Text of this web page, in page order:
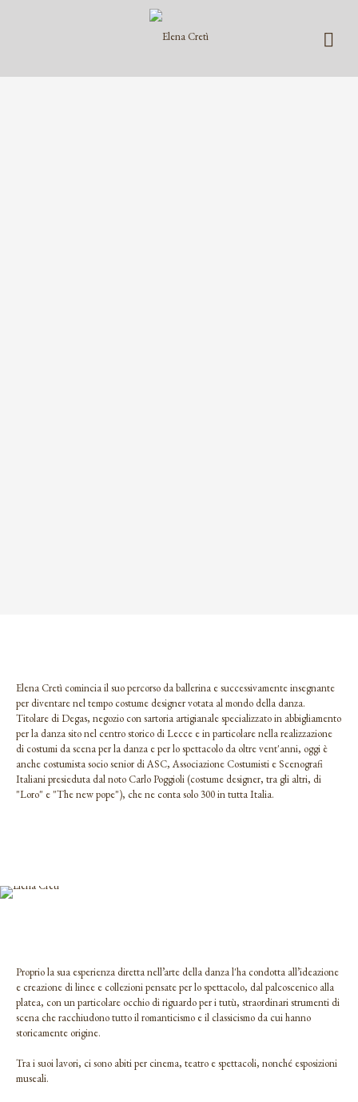
Elena Cretì comincia il suo percorso da ballerina e successivamente insegnante
per diventare nel tempo costume designer votata al mondo della danza.
Titolare di Degas, negozio con sartoria artigianale specializzato in abbigliamento
per la danza sito nel centro storico di Lecce e in particolare nella realizzazione
di costumi da scena per la danza e per lo spettacolo da oltre vent'anni, oggi è
anche costumista socio senior di ASC, Associazione Costumisti e Scenografi
Italiani presieduta dal noto Carlo Poggioli (costume designer, tra gli altri, di
"Loro" e "The new pope"), che ne conta solo 300 in tutta Italia.
Proprio la sua esperienza diretta nell’arte della danza l'ha condotta all’ideazione
e creazione di linee e collezioni pensate per lo spettacolo, dal palcoscenico alla
platea, con un particolare occhio di riguardo per i tutù, straordinari strumenti di
scena che racchiudono tutto il romanticismo e il classicismo da cui hanno
storicamente origine.
Tra i suoi lavori, ci sono abiti per cinema, teatro e spettacoli, nonché esposizioni
museali.